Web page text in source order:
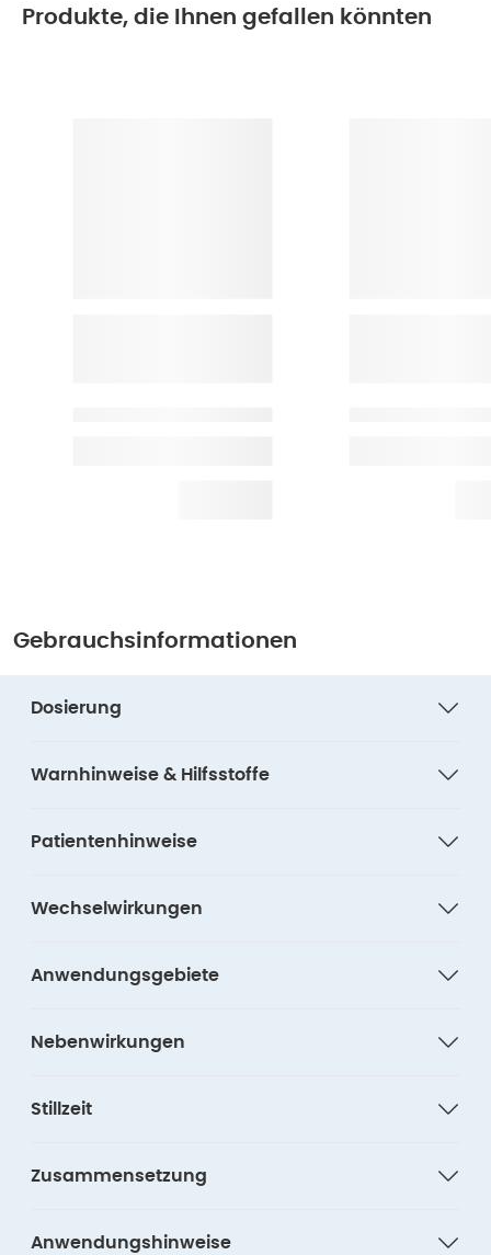
Produkte, die Ihnen gefallen könnten
Gebrauchsinformationen
Dosierung
Warnhinweise & Hilfsstoffe
Patientenhinweise
Wechselwirkungen
Anwendungsgebiete
Nebenwirkungen
Stillzeit
Zusammensetzung
Anwendungshinweise